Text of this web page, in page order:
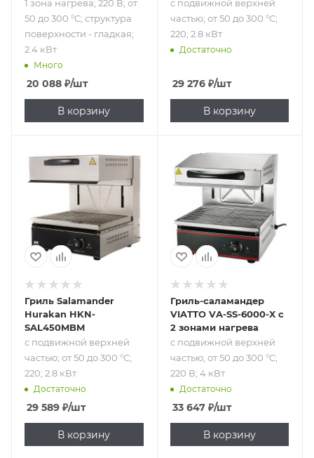
1 зона нагрева; 220 В; от
50 до 300 °С; структура
поверхности - гладкая;
2.4 кВт
Много
20 088 ₽/шт
В корзину
с подвижной верхней
частью; от 50 до 300 °C;
220; 2.8 кВт
Достаточно
29 276₽/шт
В корзину
Подпись к товару
с подвижной
верхней частью;
от 50 до 300 °C;
220; 2.8 кВт
Гриль Salamander
Hurakan HKN-
SAL450MBM
с подвижной верхней
частью; от 50 до 300 °C;
220; 2.8 кВт
Достаточно
29 589 ₽/шт
В корзину
Подпись к товару
с подвижной
верхней частью;
от 50 до 300 °C;
220 В; 4 кВт
Гриль-саламандер
VIATTO VA-SS-6000-X с
2 зонами нагрева
с подвижной верхней
частью; от 50 до 300 °C;
220 В; 4 кВт
Достаточно
33 647₽/шт
В корзину